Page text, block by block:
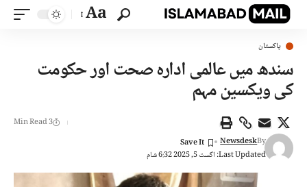
Aa
پاکستان
سندھ میں عالمی ادارہ صحت اور حکومت
کی ویکسین مہم
Last Updated: اگست 5, 2025 6:32 شام
By
Newsdesk
3 Min Read